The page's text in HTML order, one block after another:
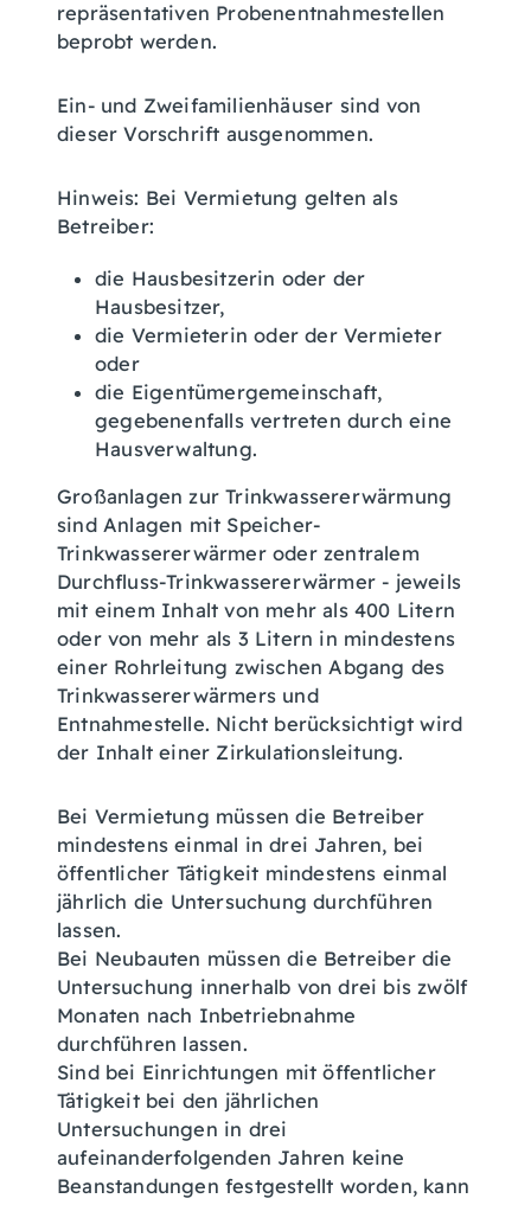
repräsentativen Probenentnahmestellen
beprobt werden.
Ein- und Zweifamilienhäuser sind von
dieser Vorschrift ausgenommen.
Hinweis: Bei Vermietung gelten als
Betreiber:
die Hausbesitzerin oder der
Hausbesitzer,
die Vermieterin oder der Vermieter
oder
die Eigentümergemeinschaft,
gegebenenfalls vertreten durch eine
Hausverwaltung.
Großanlagen zur Trinkwassererwärmung
sind Anlagen mit Speicher-
Trinkwassererwärmer oder zentralem
Durchfluss-Trinkwassererwärmer - jeweils
mit einem Inhalt von mehr als 400 Litern
oder von mehr als 3 Litern in mindestens
einer Rohrleitung zwischen Abgang des
Trinkwassererwärmers und
Entnahmestelle. Nicht berücksichtigt wird
der Inhalt einer Zirkulationsleitung.
Bei Vermietung müssen die Betreiber
mindestens einmal in drei Jahren, bei
öffentlicher Tätigkeit mindestens einmal
jährlich die Untersuchung durchführen
lassen.
Bei Neubauten müssen die Betreiber die
Untersuchung innerhalb von drei bis zwölf
Monaten nach Inbetriebnahme
durchführen lassen.
Sind bei Einrichtungen mit öffentlicher
Tätigkeit bei den jährlichen
Untersuchungen in drei
aufeinanderfolgenden Jahren keine
Beanstandungen festgestellt worden, kann